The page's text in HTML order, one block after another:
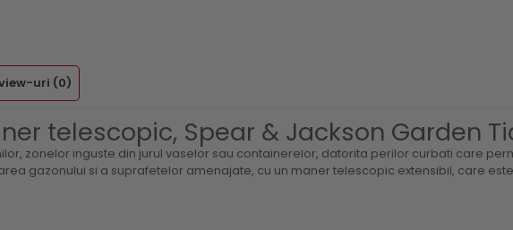
uri (0)
telescopic, Spear & Jackson Garden
zonelor inguste din jurul vaselor sau containerelor, datorita perilor curbati care
gazonului si a suprafetelor amenajate, cu un maner telescopic extensibil, care